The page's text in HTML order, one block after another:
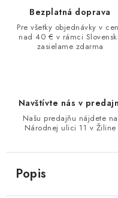
Bezplatná doprava
Pre všetky objednávky v
nad 40 € v rámci
zasielame zdarma
Navštívte nás v
Našu predajňu nájdete na
Národnej ulici 11 v Žiline
Popis